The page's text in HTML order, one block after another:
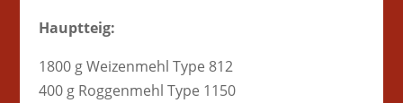
Hauptteig:
1800 g Weizenmehl Type 812
400 g Roggenmehl Type 1150